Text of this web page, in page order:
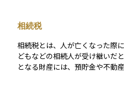
どを活用することで課税所得を
す。
相続税
相続税とは、人が亡くなった際
どもなどの相続人が受け継いだ
となる財産には、預貯金や不動